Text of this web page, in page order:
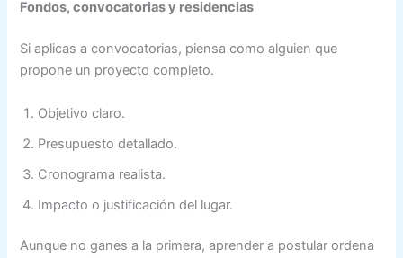
Fondos, convocatorias y residencias
Si aplicas a convocatorias, piensa como alguien que
propone un proyecto completo.
Objetivo claro.
Presupuesto detallado.
Cronograma realista.
Impacto o justificación del lugar.
Aunque no ganes a la primera, aprender a postular ordena